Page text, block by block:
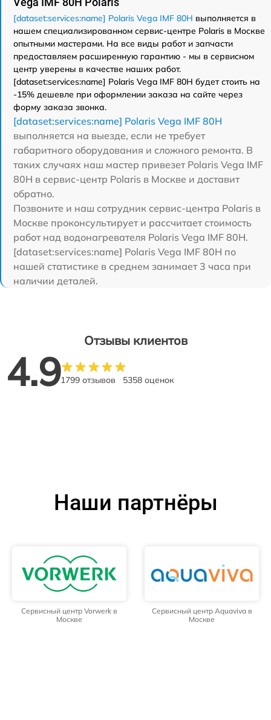
[dataset:services:name] Polaris Vega IMF 80H выполняется в
нашем специализированном сервис-центре Polaris в Москве
опытными мастерами. На все виды работ и запчасти
предоставляем расширенную гарантию - мы в сервисном
центр уверены в качестве наших работ.
[dataset:services:name] Polaris Vega IMF 80H будет стоить на
-15% дешевле при оформлении заказа на сайте через
форму заказа звонка.
[dataset:services:name] Polaris Vega IMF 80H
выполняется на выезде, если не требует
габаритного оборудования и сложного ремонта. В
таких случаях наш мастер привезет Polaris Vega IMF
80H в сервис-центр Polaris в Москве и доставит
обратно.
Позвоните и наш сотрудник сервис-центра Polaris в
Москве проконсультирует и рассчитает стоимость
работ над водонагревателя Polaris Vega IMF 80H.
[dataset:services:name] Polaris Vega IMF 80H по
нашей статистике в среднем занимает 3 часа при
наличии деталей.
Отзывы клиентов
4.91799 отзывов 5358 оценок
Наши партнёры
Сервисный центр Vorwerk в
Москве
Сервисный центр Aquaviva в
Москве